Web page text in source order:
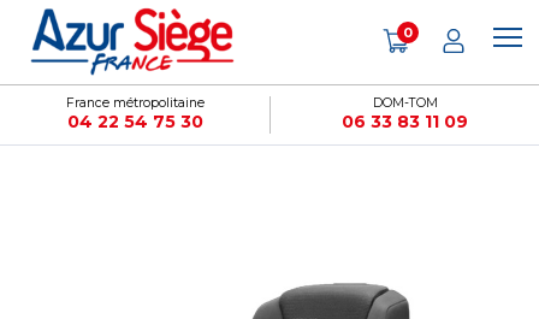
France métropolitaine
04 22 54 75 30
DOM-TOM
06 33 83 11 09
0
Panneau de gestion des cookies